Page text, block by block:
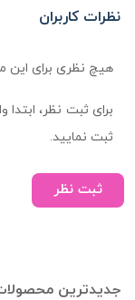
نظرات کاربران
هیچ نظری برای
برای ثبت نظر،
ثبت نمایید.
ثبت نظر
جدیدترین